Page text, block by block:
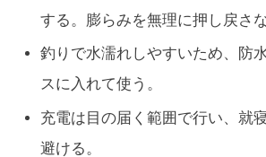
する。膨らみを無理に押し戻さな
釣りで水濡れしやすいため、防
スに入れて使う。
充電は目の届く範囲で行い、就
避ける。